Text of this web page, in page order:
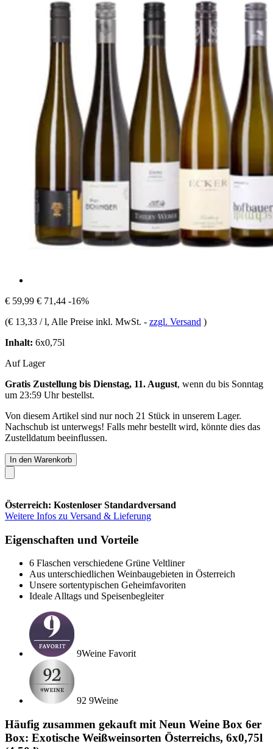
€ 59,99 € 71,44 -16%
(€ 13,33 / l, Alle Preise inkl. MwSt. - zzgl. Versand )
Inhalt: 6x0,75l
Auf Lager
Gratis Zustellung bis Dienstag, 11. August, wenn du bis Sonntag
um 23:59 Uhrbestellst.
Von diesem Artikel sind nur noch 21 Stück in unserem Lager.
Nachschub ist unterwegs! Falls mehr bestellt wird, könnte dies das
Zustelldatum beeinflussen.
In den Warenkorb
Österreich: Kostenloser Standardversand
Weitere Infos zu Versand & Lieferung
Eigenschaften und Vorteile
6 Flaschen verschiedene Grüne Veltliner
Aus unterschiedlichen Weinbaugebieten in Österreich
Unsere sortentypischen Geheimfavoriten
Ideale Alltags und Speisenbegleiter
9Weine Favorit
92 9Weine
Häufig zusammen gekauft mit Neun Weine Box 6er
Box: Exotische Weißweinsorten Österreichs, 6x0,75l